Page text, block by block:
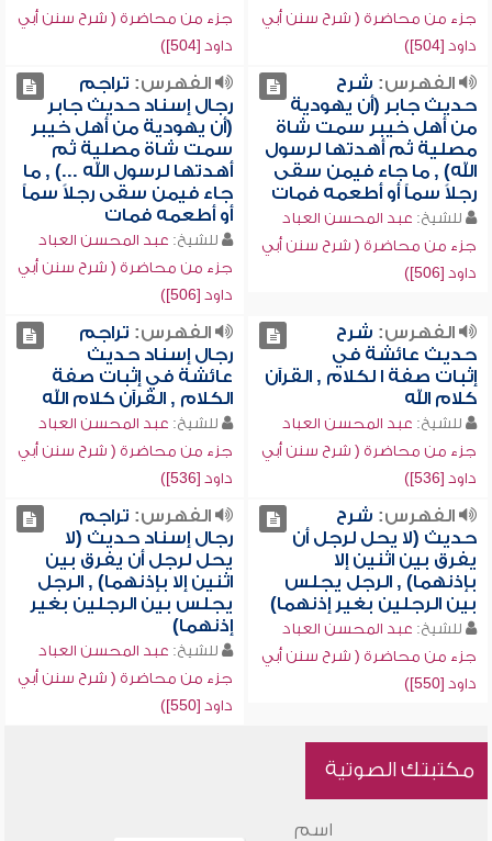
جزء من محاضرة ( شرح سنن أبي
داود [504])
جزء من محاضرة ( شرح سنن أبي
داود [504])
الفهرس: شرح
حديث جابر (أن يهودية
من أهل خيبر سمت شاة
مصلية ثم أهدتها لرسول
الله) , ما جاء فيمن سقى
رجلاً سماً أو أطعمه فمات
للشيخ: عبد المحسن العباد
جزء من محاضرة ( شرح سنن أبي
داود [506])
الفهرس: تراجم
رجال إسناد حديث جابر
(أن يهودية من أهل خيبر
سمت شاة مصلية ثم
أهدتها لرسول الله ...) , ما
جاء فيمن سقى رجلاً سماً
أو أطعمه فمات
للشيخ: عبد المحسن العباد
جزء من محاضرة ( شرح سنن أبي
داود [506])
الفهرس: شرح
حديث عائشة في
إثبات صفة ا لكلام , القرآن
كلام الله
للشيخ: عبد المحسن العباد
جزء من محاضرة ( شرح سنن أبي
داود [536])
الفهرس: تراجم
رجال إسناد حديث
عائشة في إثبات صفة
الكلام , القرآن كلام الله
للشيخ: عبد المحسن العباد
جزء من محاضرة ( شرح سنن أبي
داود [536])
الفهرس: شرح
حديث (لا يحل لرجل أن
يفرق بين اثنين إلا
بإذنهما) , الرجل يجلس
بين الرجلين بغير إذنهما)
للشيخ: عبد المحسن العباد
جزء من محاضرة ( شرح سنن أبي
داود [550])
الفهرس: تراجم
رجال إسناد حديث (لا
يحل لرجل أن يفرق بين
اثنين إلا بإذنهما) , الرجل
يجلس بين الرجلين بغير
إذنهما)
للشيخ: عبد المحسن العباد
جزء من محاضرة ( شرح سنن أبي
داود [550])
مكتبتك الصوتية
اسم